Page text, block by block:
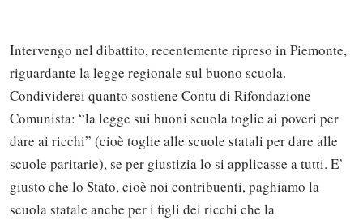
Intervengo nel dibattito, recentemente ripreso in Piemonte,
riguardante la legge regionale sul buono scuola.
Condividerei quanto sostiene Contu di Rifondazione
Comunista: “la legge sui buoni scuola toglie ai poveri per
dare ai ricchi” (cioè toglie alle scuole statali per dare alle
scuole paritarie), se per giustizia lo si applicasse a tutti. E’
giusto che lo Stato, cioè noi contribuenti, paghiamo la
scuola statale anche per i figli dei ricchi che la